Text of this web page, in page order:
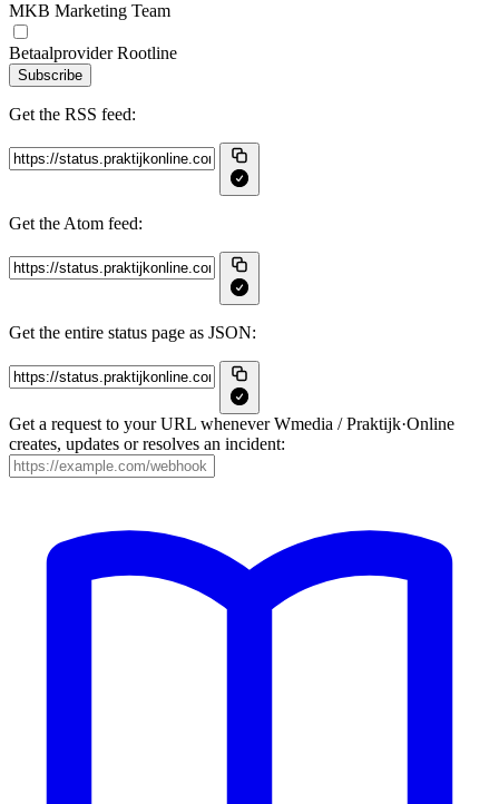
MKB Marketing Team
Betaalprovider Rootline
Subscribe
Get the RSS feed:
Get the Atom feed:
Get the entire status page as JSON:
Get a request to your URL whenever Wmedia / Praktijk·Online
creates, updates or resolves an incident: